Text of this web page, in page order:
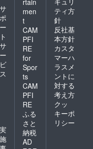
サ
ポ
ー
ト
サ
ー
ビ
ス
実
施
men
t
CAM
PFI
RE
for
Spor
ts
CAM
PFI
RE
ふる
さと
納税
AD
ティ方
針
反社基
本方針
カスタ
マーハ
ラスメ
ントに
対する
考え方
クッ
キーポ
リシー